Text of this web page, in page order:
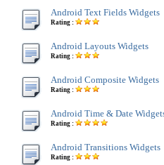
Android Text Fields Widgets
Rating :
Android Layouts Widgets
Rating :
Android Composite Widgets
Rating :
Android Time & Date
Rating :
Android Transitions Widgets
Rating :